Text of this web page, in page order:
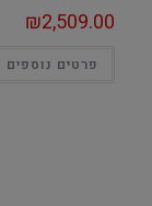
₪2,509.00
פרטים נוספים